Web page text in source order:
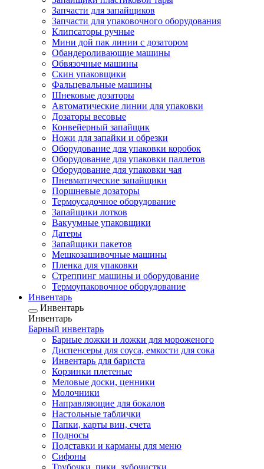
Запчасти для запайщиков
Запчасти для упаковочного оборудования
Клипсаторы ручные
Мини дой пак линии с дозатором
Обандероливающие машины
Обвязочные машины
Скин упаковщики
Фальцевальные машины
Шнековые дозаторы
Автоматические линии для упаковки
Дозаторы весовые
Конвейерный запайщик
Ножи для запайки и обрезки
Оборудование для упаковки коробок
Оборудование для упаковки паллетов
Оборудование для упаковки чая
Пневматические запайщики
Поршневые дозаторы
Термоусадочное оборудование
Запайщики лотков
Вакуумные упаковщики
Датеры
Запайщики пакетов
Мешкозашивочные машины
Пленка для упаковки
Стреппинг машины и оборудование
Термоупаковочное оборудование
Инвентарь
Инвентарь
Инвентарь
Барный инвентарь
Барные ложки и ложки для мороженого
Диспенсеры для соуса, емкости для сока
Инвентарь для бариста
Корзинки плетеные
Меловые доски, ценники
Молочники
Направляющие для бокалов
Настольные таблички
Папки, карты вин, счета
Подносы
Подставки и карманы для меню
Сифоны
Трубочки, пики, зубочистки